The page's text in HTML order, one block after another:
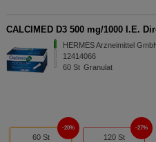
CALCIMED D3 500 mg/1000 I.E.
HERMES Arzneimittel
12414066
60 St Granulat
60 St
20%
120 St
27%